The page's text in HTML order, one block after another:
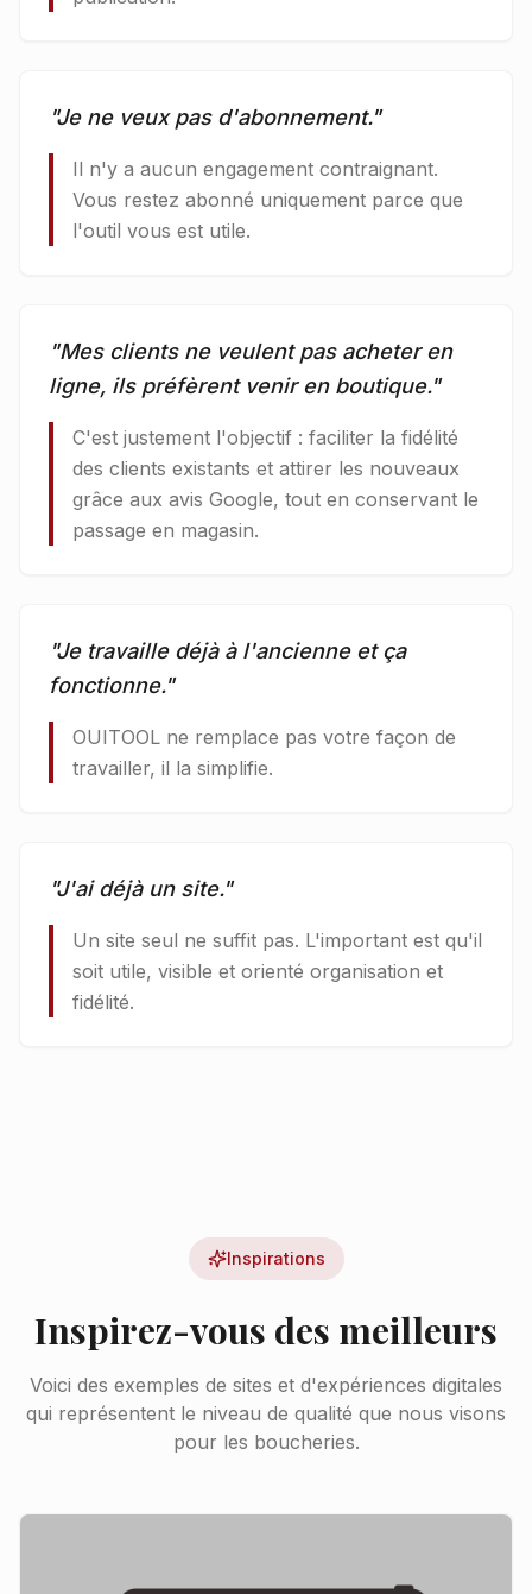
"Je ne veux pas d'abonnement."
Il n'y a aucun engagement contraignant.
Vous restez abonné uniquement parce que
l'outil vous est utile.
"Mes clients ne veulent pas acheter en
ligne, ils préfèrent venir en boutique."
C'est justement l'objectif : faciliter la fidélité
des clients existants et attirer les nouveaux
grâce aux avis Google, tout en conservant le
passage en magasin.
"Je travaille déjà à l'ancienne et ça
fonctionne."
OUITOOL ne remplace pas votre façon de
travailler, il la simplifie.
"J'ai déjà un site."
Un site seul ne suffit pas. L'important est qu'il
soit utile, visible et orienté organisation et
fidélité.
Inspirations
Inspirez-vous des meilleurs
Voici des exemples de sites et d'expériences digitales
qui représentent le niveau de qualité que nous visons
pour les boucheries.